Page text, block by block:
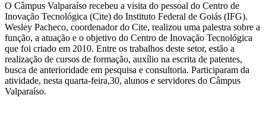
O Câmpus Valparaíso recebeu a visita do pessoal do Centro de
Inovação Tecnológica (Cite) do Instituto Federal de Goiás (IFG).
Wesley Pacheco, coordenador do Cite, realizou uma palestra sobre a
função, a atuação e o objetivo do Centro de Inovação Tecnológica
que foi criado em 2010. Entre os trabalhos deste setor, estão a
realização de cursos de formação, auxílio na escrita de patentes,
busca de anterioridade em pesquisa e consultoria. Participaram da
atividade, nesta quarta-feira,30, alunos e servidores do Câmpus
Valparaíso.